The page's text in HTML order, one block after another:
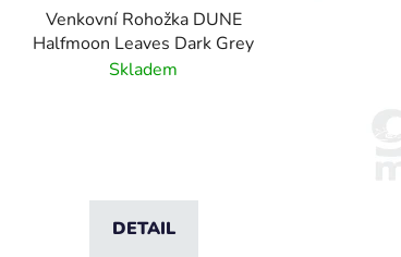
Venkovní Rohožka DUNE
Halfmoon Leaves Dark Grey
Skladem
DETAIL